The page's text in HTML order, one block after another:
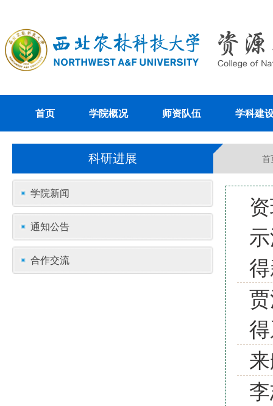
首页 学院概况 师资队伍 学科建
科研进展 首
学院新闻
通知公告
合作交流